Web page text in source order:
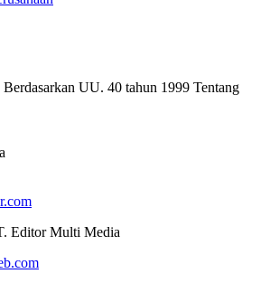
UU. 40 tahun 1999 Tentang
Editor Multi Media